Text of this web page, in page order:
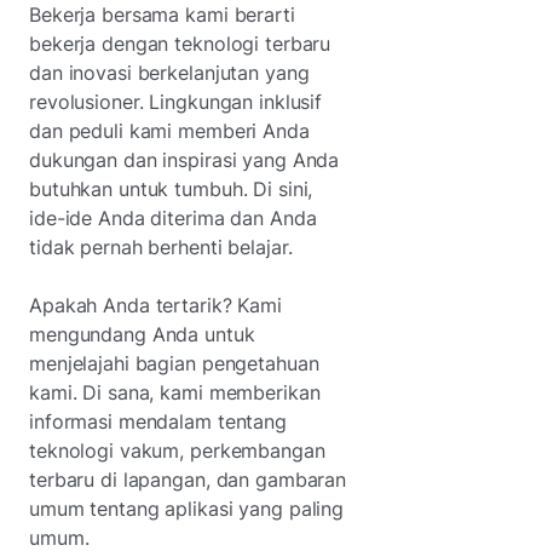
Bekerja bersama kami berarti
bekerja dengan teknologi terbaru
dan inovasi berkelanjutan yang
revolusioner. Lingkungan inklusif
dan peduli kami memberi Anda
dukungan dan inspirasi yang Anda
butuhkan untuk tumbuh. Di sini,
ide-ide Anda diterima dan Anda
tidak pernah berhenti belajar.
Apakah Anda tertarik? Kami
mengundang Anda untuk
menjelajahi bagian pengetahuan
kami. Di sana, kami memberikan
informasi mendalam tentang
teknologi vakum, perkembangan
terbaru di lapangan, dan gambaran
umum tentang aplikasi yang paling
umum.